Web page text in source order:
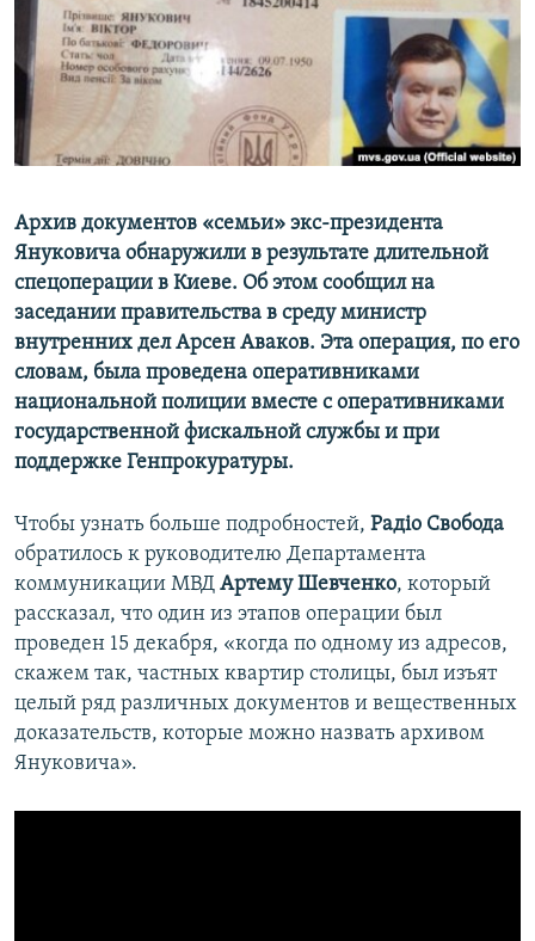
ПОБЕДИТЕЛЕЙ НЕ СУДЯТ?
КРЫМ.НЕПОКОРЕННЫЙ
УКРАИНСКАЯ ПРОБЛЕМА КРЫМА
ПРИСОЕДИНЯЙТЕСЬ!
Архив документов «семьи» экс-президента
Януковича обнаружили в результате длительной
спецоперации в Киеве. Об этом сообщил на
заседании правительства в среду министр
внутренних дел Арсен Аваков. Эта операция, по его
словам, была проведена оперативниками
национальной полиции вместе с оперативниками
государственной фискальной службы и при
поддержке Генпрокуратуры.
Чтобы узнать больше подробностей, Радіо Свобода
обратилось к руководителю Департамента
коммуникации МВД Артему Шевченко, который
рассказал, что один из этапов операции был
проведен 15 декабря, «когда по одному из адресов,
скажем так, частных квартир столицы, был изъят
целый ряд различных документов и вещественных
доказательств, которые можно назвать архивом
Януковича».